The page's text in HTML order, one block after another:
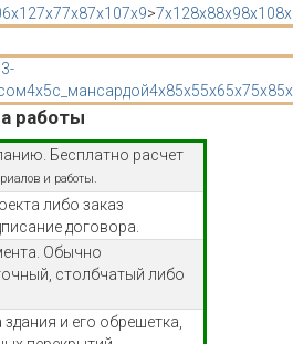
6x127x77x87x107x9>7x128x88x98x10
3-
4x5с_мансардой4x85x55x65x75x8
работы
Бесплатно расчет
и работы.
либо заказ
договора.
Обычно
столбчатый либо
и его обрешетка,